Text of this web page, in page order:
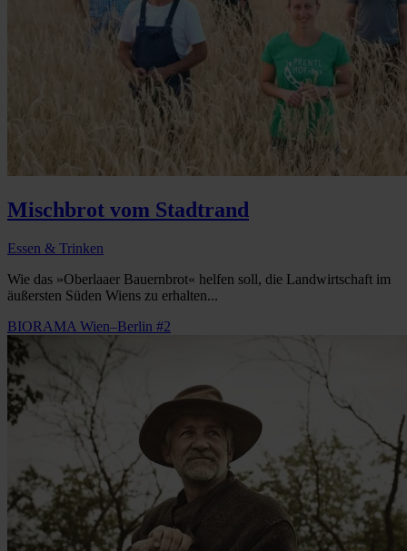
Mischbrot vom Stadtrand
Essen & Trinken
Wie das »Oberlaaer Bauernbrot« helfen soll, die Landwirtschaft im
äußersten Süden Wiens zu erhalten...
BIORAMA Wien–Berlin #2